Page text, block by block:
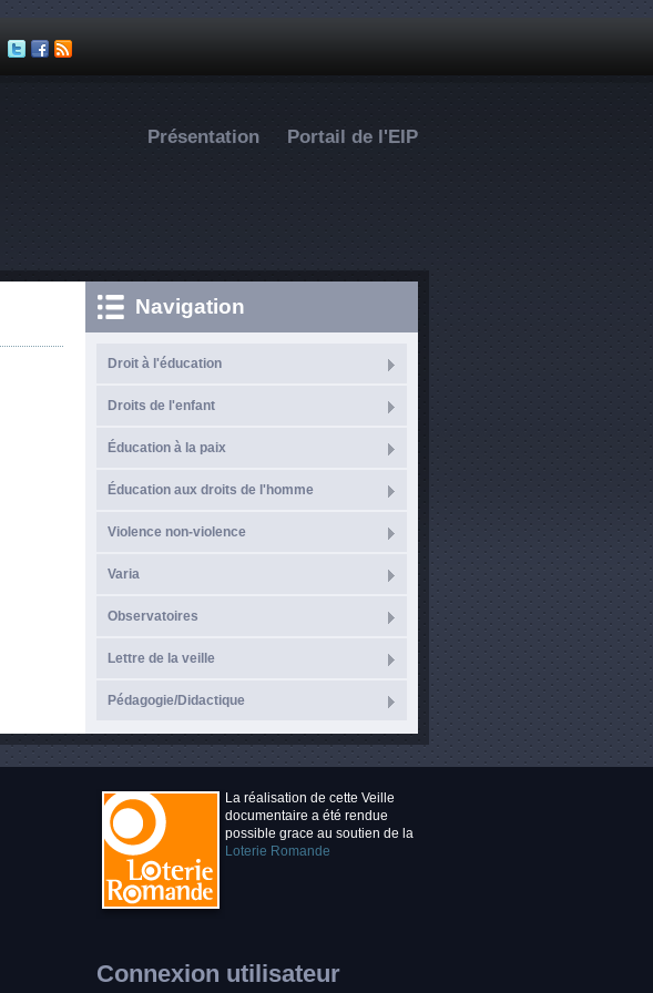
Présentation Portail de l'EIP
Navigation
Droit à l'éducation
Droits de l'enfant
Éducation à la paix
Éducation aux droits de l'homme
Violence non-violence
Varia
Observatoires
Lettre de la veille
Pédagogie/Didactique
La réalisation de cette Veille
documentaire a été rendue
possible grace au soutien de la
Loterie Romande
Connexion utilisateur